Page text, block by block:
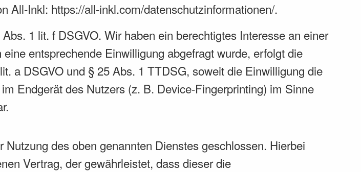
All-Inkl: https://all-inkl.com/datenschutzinformationen/.
1 lit. f DSGVO. Wir haben ein berechtigtes Interesse an einer
entsprechende Einwilligung abgefragt wurde, erfolgt die
a DSGVO und § 25 Abs. 1 TTDSG, soweit die Einwilligung die
Endgerät des Nutzers (z. B. Device-Fingerprinting) im Sinne
des oben genannten Dienstes geschlossen. Hierbei
Vertrag, der gewährleistet, dass dieser die